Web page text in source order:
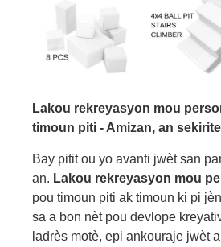
Lakou rekreyasyon mou
timoun piti - Amizan, an
Bay pitit ou yo avanti jwèt san
an. Lakou rekreyasyon mou
pou timoun piti ak timoun ki pi
sa a bon nèt pou devlope
ladrès motè, epi ankouraje jwèt